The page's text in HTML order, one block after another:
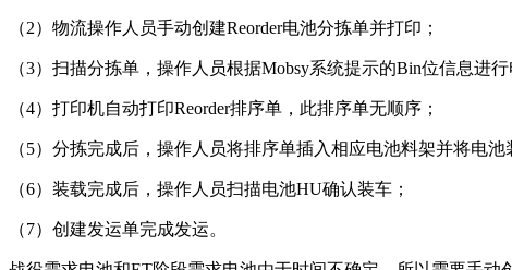
（2）物流操作人员手动创建Reorder电池分拣单并打印；
（3）扫描分拣单，操作人员根据Mobsy系统提示的Bin位信息进行
（4）打印机自动打印Reorder排序单，此排序单无顺序；
（5）分拣完成后，操作人员将排序单插入相应电池料架并将电池
（6）装载完成后，操作人员扫描电池HU确认装车；
（7）创建发运单完成发运。